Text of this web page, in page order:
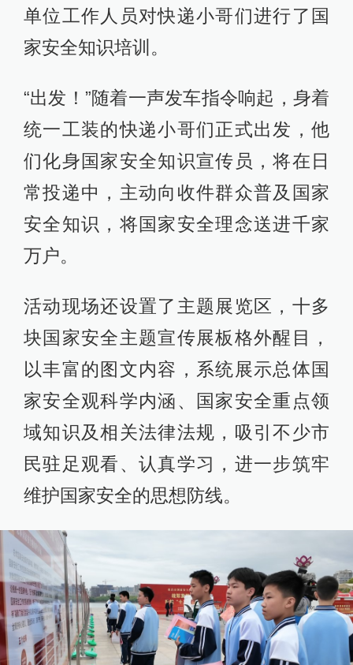
单位工作人员对快递小哥们进行了国
家安全知识培训。
“出发！”随着一声发车指令响起，身着
统一工装的快递小哥们正式出发，他
们化身国家安全知识宣传员，将在日
常投递中，主动向收件群众普及国家
安全知识，将国家安全理念送进千家
万户。
活动现场还设置了主题展览区，十多
块国家安全主题宣传展板格外醒目，
以丰富的图文内容，系统展示总体国
家安全观科学内涵、国家安全重点领
域知识及相关法律法规，吸引不少市
民驻足观看、认真学习，进一步筑牢
维护国家安全的思想防线。